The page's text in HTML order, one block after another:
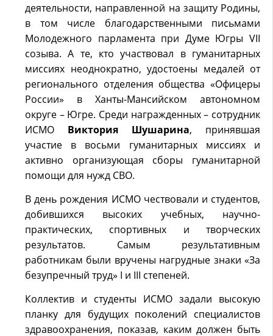
деятельности, направленной на защиту Родины,
в том числе благодарственными письмами
Молодежного парламента при Думе Югры VII
созыва. А те, кто участвовал в гуманитарных
миссиях неоднократно, удостоены медалей от
регионального отделения общества «Офицеры
России» в Ханты-Мансийском автономном
округе – Югре. Среди награжденных – сотрудник
ИСМО Виктория Шушарина, принявшая
участие в восьми гуманитарных миссиях и
активно организующая сборы гуманитарной
помощи для нужд СВО.
В день рождения ИСМО чествовали и студентов,
добившихся высоких учебных, научно-
практических, спортивных и творческих
результатов. Самым результативным
работникам были вручены нагрудные знаки «За
безупречный труд» I и III степеней.
Коллектив и студенты ИСМО задали высокую
планку для будущих поколений специалистов
здравоохранения, показав, каким должен быть